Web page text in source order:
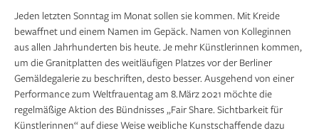
Jeden letzten Sonntag im Monat sollen sie kommen. Mit Kreide
bewaffnet und einem Namen im Gepäck. Namen von Kolleginnen
aus allen Jahrhunderten bis heute. Je mehr Künstlerinnen kommen,
um die Granitplatten des weitläufigen Platzes vor der Berliner
Gemäldegalerie zu beschriften, desto besser. Ausgehend von einer
Performance zum Weltfrauentag am 8. März 2021 möchte die
regelmäßige Aktion des Bündnisses „Fair Share. Sichtbarkeit für
Künstlerinnen“ auf diese Weise ­weibliche Kunstschaffende dazu